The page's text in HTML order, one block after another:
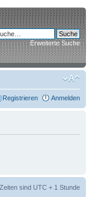
Erweiterte Suche
Registrieren Anmelden
Zeiten sind UTC + 1 Stunde